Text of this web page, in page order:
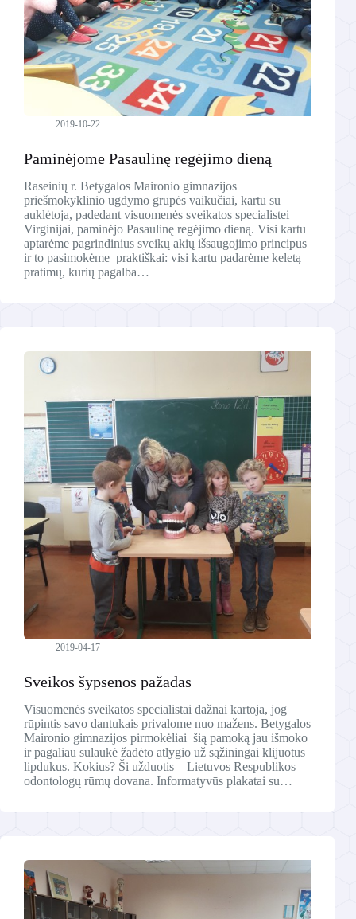
2019-10-22
Paminėjome Pasaulinę regėjimo dieną
Raseinių r. Betygalos Maironio gimnazijos
priešmokyklinio ugdymo grupės vaikučiai, kartu su
auklėtoja, padedant visuomenės sveikatos specialistei
Virginijai, paminėjo Pasaulinę regėjimo dieną. Visi kartu
aptarėme pagrindinius sveikų akių išsaugojimo principus
ir to pasimokėme praktiškai: visi kartu padarėme keletą
pratimų, kurių pagalba…
2019-04-17
Sveikos šypsenos pažadas
Visuomenės sveikatos specialistai dažnai kartoja, jog
rūpintis savo dantukais privalome nuo mažens. Betygalos
Maironio gimnazijos pirmokėliai šią pamoką jau išmoko
ir pagaliau sulaukė žadėto atlygio už sąžiningai klijuotus
lipdukus. Kokius? Ši užduotis – Lietuvos Respublikos
odontologų rūmų dovana. Informatyvūs plakatai su…